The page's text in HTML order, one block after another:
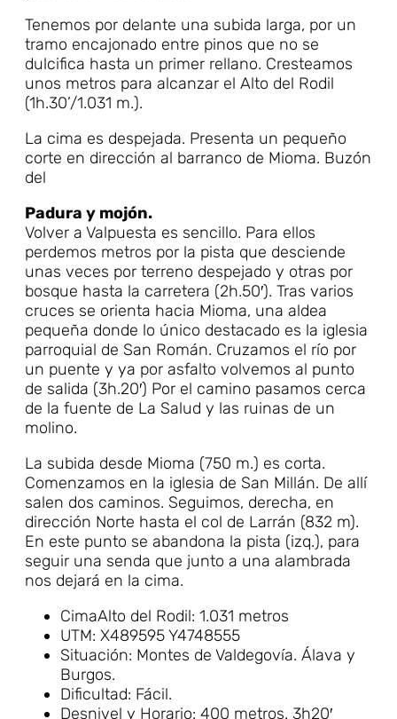
Tenemos por delante una subida larga, por un
tramo encajonado entre pinos que no se
dulcifica hasta un primer rellano. Cresteamos
unos metros para alcanzar el Alto del Rodil
(1h.30’/1.031 m.).
La cima es despejada. Presenta un pequeño
corte en dirección al barranco de Mioma. Buzón
del
Padura y mojón.
Volver a Valpuesta es sencillo. Para ellos
perdemos metros por la pista que desciende
unas veces por terreno despejado y otras por
bosque hasta la carretera (2h.50′). Tras varios
cruces se orienta hacia Mioma, una aldea
pequeña donde lo único destacado es la iglesia
parroquial de San Román. Cruzamos el río por
un puente y ya por asfalto volvemos al punto
de salida (3h.20′) Por el camino pasamos cerca
de la fuente de La Salud y las ruinas de un
molino.
La subida desde Mioma (750 m.) es corta.
Comenzamos en la iglesia de San Millán. De allí
salen dos caminos. Seguimos, derecha, en
dirección Norte hasta el col de Larrán (832 m).
En este punto se abandona la pista (izq.), para
seguir una senda que junto a una alambrada
nos dejará en la cima.
CimaAlto del Rodil: 1.031 metros
UTM: X489595 Y4748555
Situación: Montes de Valdegovía. Álava y
Burgos.
Dificultad: Fácil.
Desnivel y Horario: 400 metros. 3h20′